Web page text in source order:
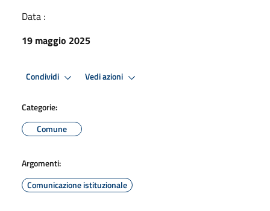
Data :
19 maggio 2025
Condividi Vedi azioni
Categorie:
Comune
Argomenti:
Comunicazione istituzionale